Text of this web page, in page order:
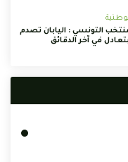
التونسي : اليابان تصدم
في آخر الدقائق